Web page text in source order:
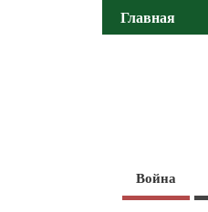
Главная
Война